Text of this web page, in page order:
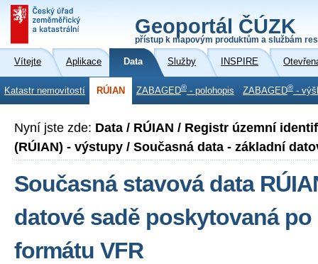
Geoportál ČÚZK
přístup k mapovým produktům a službám
Vítejte Aplikace Data Služby INSPIRE
Katastr nemovitostí RÚIAN ZABAGED® - polohopis ZABAGED® -
Nyní jste zde: Data / RÚIAN / Registr územní
(RÚIAN) - výstupy / Současná data - základní
Současná stavová data
datové sadě poskytovaná
formátu VFR